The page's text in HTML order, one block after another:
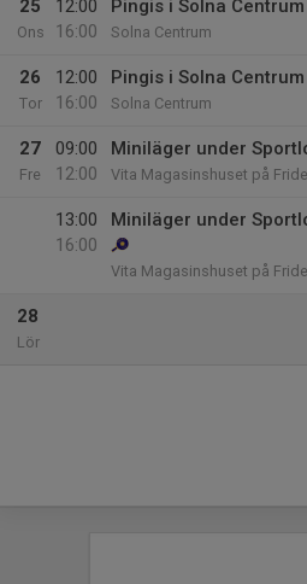
25
Ons
12:00
16:00
Pingis i Solna Centrum
Solna Centrum
26
Tor
12:00
16:00
Pingis i Solna Centrum
Solna Centrum
27
Fre
09:00
12:00
Miniläger under
Vita Magasinshuset på
13:00
16:00
Miniläger under
Vita Magasinshuset på
28
Lör